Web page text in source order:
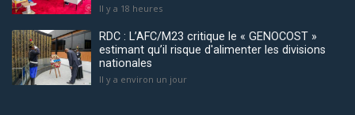
Il y a 18 heures
RDC : L’AFC/M23 critique le « GENOCOST »
estimant qu’il risque d'alimenter les divisions
nationales
Il y a environ un jour